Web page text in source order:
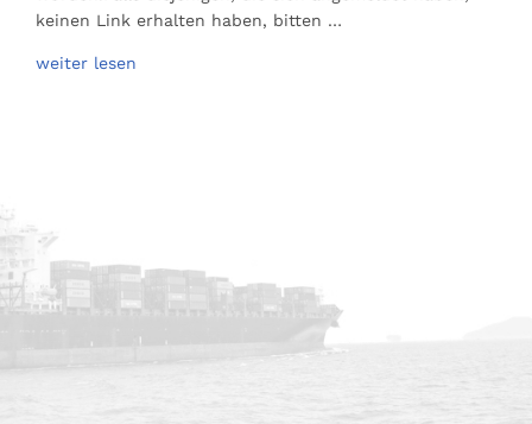
keinen Link erhalten haben, bitten …
weiter lesen